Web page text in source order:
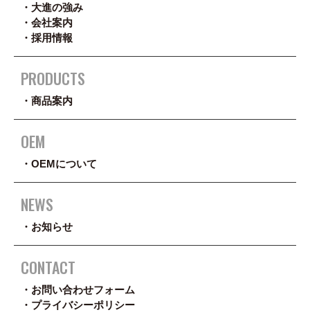
大進の強み
会社案内
採用情報
PRODUCTS
商品案内
OEM
OEMについて
NEWS
お知らせ
CONTACT
お問い合わせフォーム
プライバシーポリシー